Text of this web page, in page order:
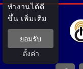
ทำงานได้ดี
ขึ้น เพิ่มเติม
ยอมรับ
ตั้งค่า